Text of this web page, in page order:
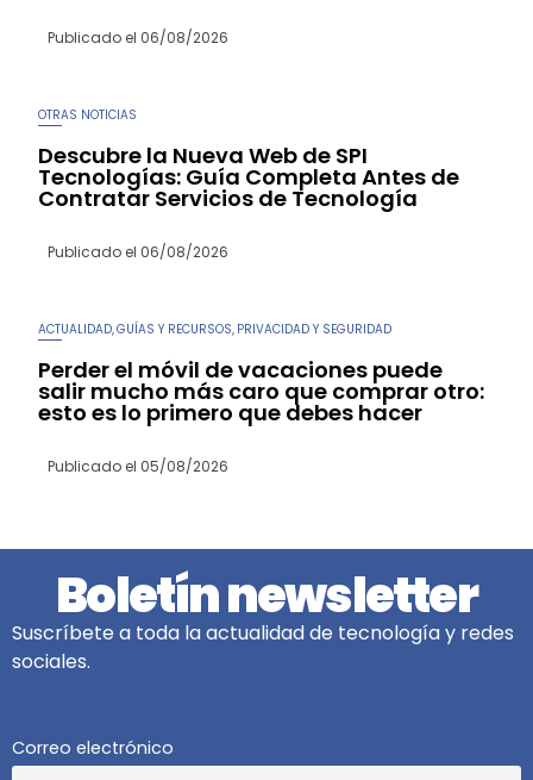
Publicado el 06/08/2026
OTRAS NOTICIAS
Descubre la Nueva Web de SPI
Tecnologías: Guía Completa Antes de
Contratar Servicios de Tecnología
Publicado el 06/08/2026
ACTUALIDAD ,GUÍAS Y RECURSOS PRIVACIDAD Y SEGURIDAD
Perder el móvil de vacaciones puede
salir mucho más caro que comprar otro:
esto es lo primero que debes hacer
Publicado el 05/08/2026
Boletín newsletter
Suscríbete a toda la actualidad de tecnología y redes
sociales.
Correo electrónico